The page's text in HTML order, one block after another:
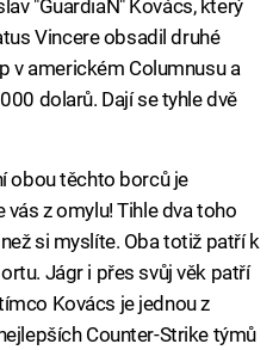
"GuardiaN" Kovács, který
Vincere obsadil druhé
v americkém Columnusu a
dolarů. Dají se tyhle dvě
obou těchto borců je
vás z omylu! Tihle dva toho
si myslíte. Oba totiž patří k
Jágr i přes svůj věk patří
Kovács je jednou z
Counter-Strike týmů